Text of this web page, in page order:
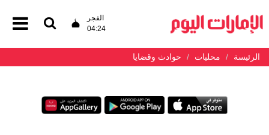
الفجر
04:24
الرئيسة محليات حوادث وقضايا